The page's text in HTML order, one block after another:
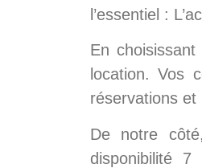
l’essentiel :
En
location. Vos
réservations et
De notre
disponibilité